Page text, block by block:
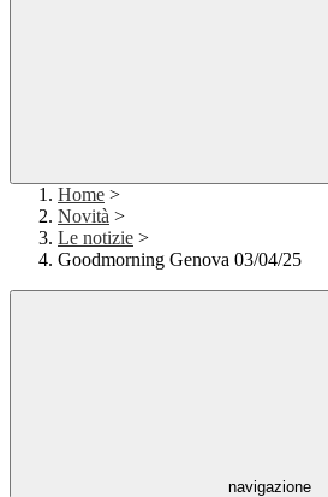
Home >
Novità >
Le notizie >
Goodmorning Genova 03/04/25
navigazione